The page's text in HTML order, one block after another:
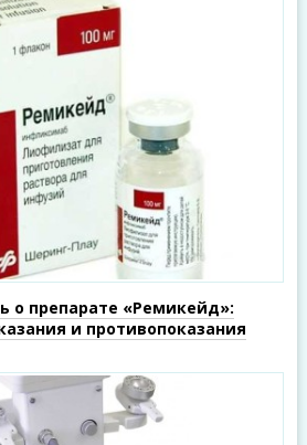
о препарате «Ремикейд»:
и противопоказания